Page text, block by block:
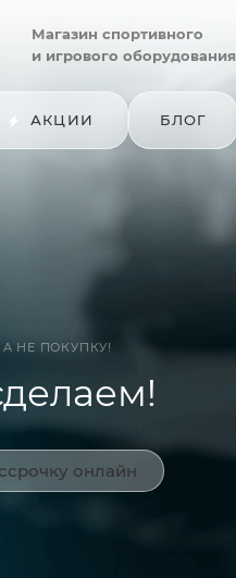
Магазин спортивного
и игрового оборудования
АКЦИИ БЛОГ
НЕ ПОКУПКУ!
онлайн